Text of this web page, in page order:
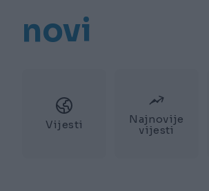
novi
Vijesti
Najnovije
vijesti